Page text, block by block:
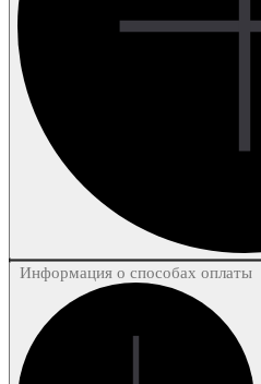
Информация о способах оплаты